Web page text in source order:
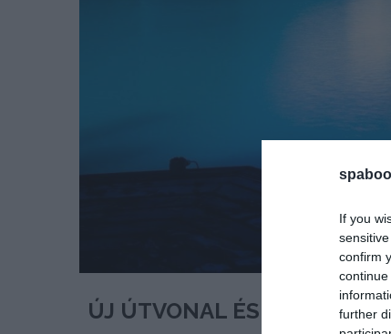
If you
confirm
further
ÚJ ÚTVONAL ÉS BŐVÍTETT